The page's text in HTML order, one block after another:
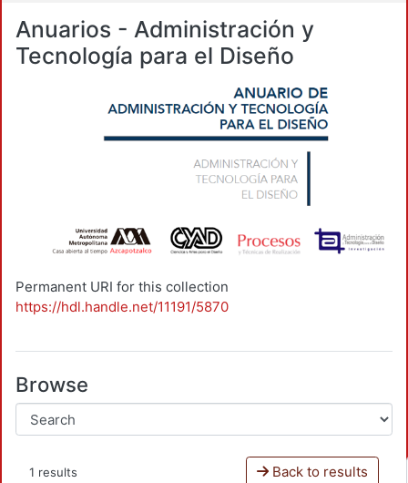
Anuarios - Administración y
Tecnología para el Diseño
Permanent URI for this collection
https://hdl.handle.net/11191/5870
Browse
1 results Back to results